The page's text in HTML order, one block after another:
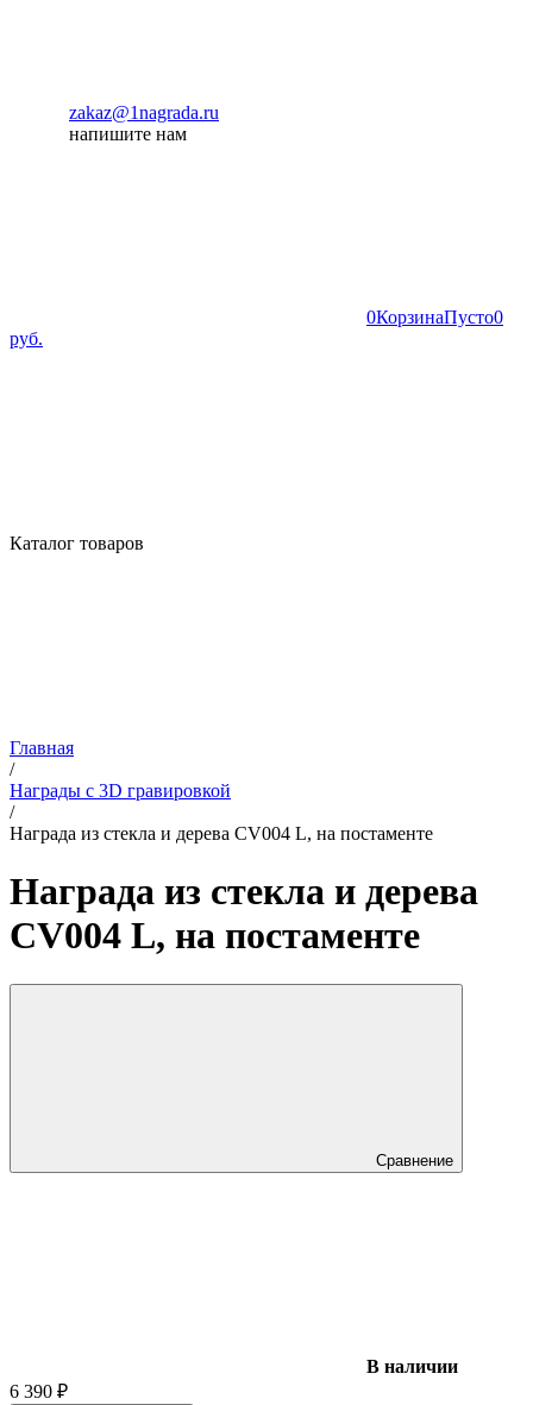
zakaz@1nagrada.ru
напишите нам
0КорзинаПусто0
руб.
Каталог товаров
Главная
/
Награды с 3D гравировкой
/
Награда из стекла и дерева CV004 L, на постаменте
Награда из стекла и дерева
CV004 L, на постаменте
Сравнение
В наличии
6 390 ₽